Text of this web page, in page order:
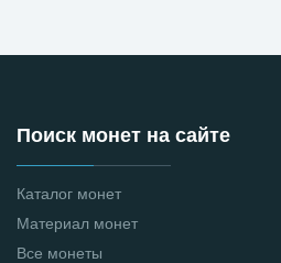
Поиск монет на сайте
Каталог монет
Материал монет
Все монеты